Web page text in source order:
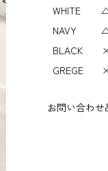
WHITE
NAVY
BLACK
GREGE
お問い合わせ